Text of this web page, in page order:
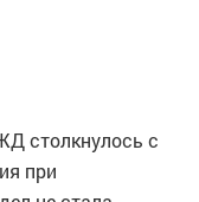
столкнулось с
при